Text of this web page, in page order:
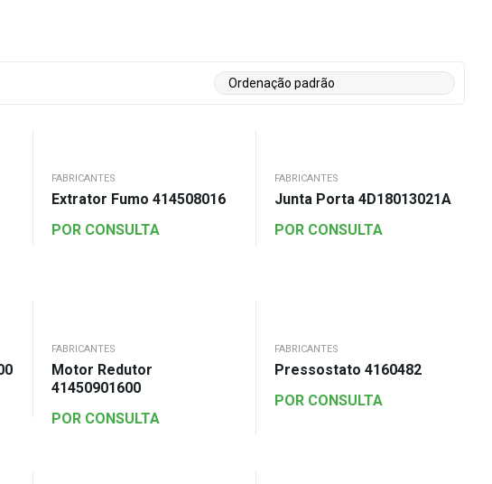
FABRICANTES
Extrator Fumo 414508016
POR CONSULTA
FABRICANTES
Junta Porta 4D18013021A
POR CONSULTA
FABRICANTES
Motor Redutor
41450901600
POR CONSULTA
FABRICANTES
Pressostato 4160482
POR CONSULTA